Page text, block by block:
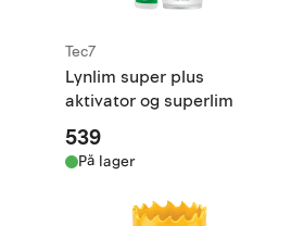
Tec7
Lynlim super plus
aktivator og superlim
539
På lager